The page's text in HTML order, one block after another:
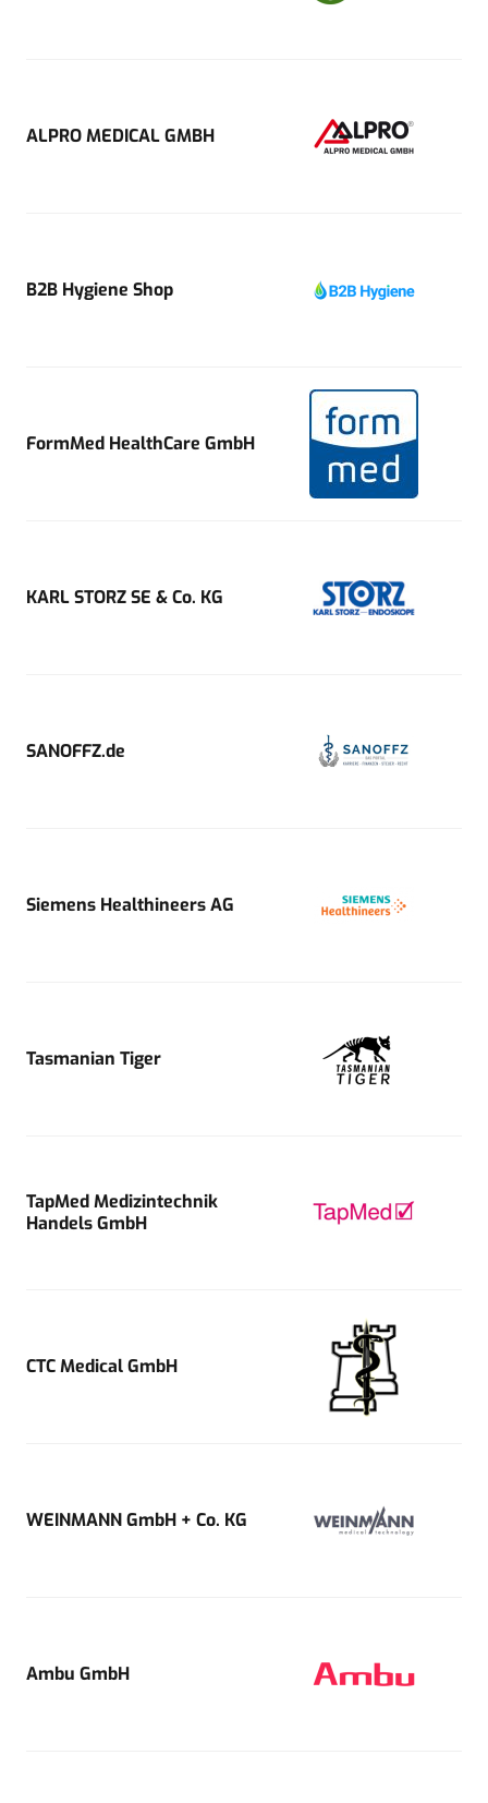
ALPRO MEDICAL GMBH
B2B Hygiene Shop
FormMed HealthCare GmbH
KARL STORZ SE & Co. KG
SANOFFZ.de
Siemens Healthineers AG
Tasmanian Tiger
TapMed Medizintechnik
Handels GmbH
CTC Medical GmbH
WEINMANN GmbH + Co. KG
Ambu GmbH